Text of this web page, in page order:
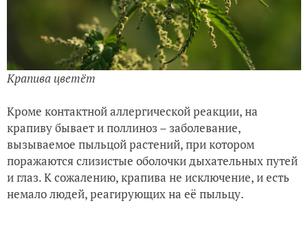
Крапива цветёт
Кроме контактной аллергической реакции, на
крапиву бывает и поллиноз – заболевание,
вызываемое пыльцой растений, при котором
поражаются слизистые оболочки дыхательных путей
и глаз. К сожалению, крапива не исключение, и есть
немало людей, реагирующих на её пыльцу.